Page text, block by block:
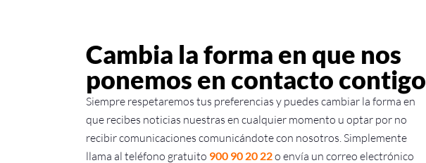
Cambia la forma en que nos
ponemos en contacto contigo
Siempre respetaremos tus preferencias y puedes cambiar la forma en
que recibes noticias nuestras en cualquier momento u optar por no
recibir comunicaciones comunicándote con nosotros. Simplemente
llama al teléfono gratuito 900 90 20 22o envía un correo electrónico